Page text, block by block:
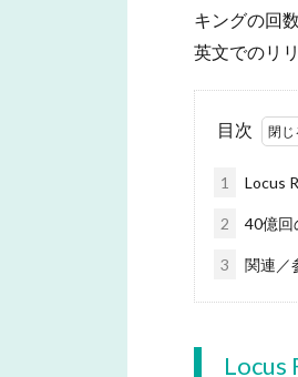
キングの回
英文でのリ
目次
1 Locus
2 40億回
3 関連／
Locus